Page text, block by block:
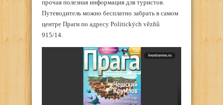
прочая полезная информация для туристов.
Путеводитель можно бесплатно забрать в самом
центре Праги по адресу Politických vězňů
915/14.